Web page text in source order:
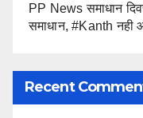
PP News समाधान
समाधान, #Kanth नही
Recent